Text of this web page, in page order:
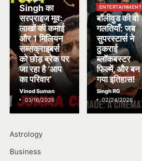
Singh का
सरप्राइज मूव:
लाखों की कमाई
और 1 मिलियन
सब्सक्राइबर्स
को छोड़ ब्रेक पर
जा रहा है ‘आप
का परिवार’
Vinod Suman
03/16/2026
ENTERTAINMENT
बॉलीवुड की वो
गलतियाँ: जब
सुपरस्टार्स ने
ठुकराई
ब्लॉकबस्टर
फिल्में, और बन
गया इतिहास!
Singh RG
02/24/2026
Astrology
Business